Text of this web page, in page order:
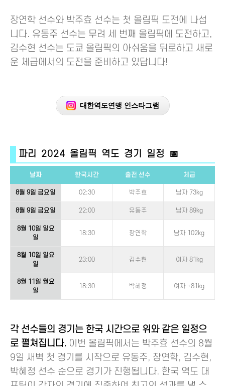
장연학 선수와 박주효 선수는 첫 올림픽 도전에 나섭
니다. 유동주 선수는 무려 세 번째 올림픽에 도전하고,
김수현 선수는 도쿄 올림픽의 아쉬움을 뒤로하고 새로
운 체급에서의 도전을 준비하고 있답니다!
대한역도연맹 인스타그램
파리 2024 올림픽 역도 경기 일정 📅
날짜 한국시간 출전 선수 체급
8월 9일 금요일 02:30 박주효 남자 73kg
8월 9일 금요일 22:00 유동주 남자 89kg
8월 10일 일요
일
18:30 장연학 남자 102kg
8월 10일 일요
일
23:00 김수현 여자 81kg
8월 11일 월요
일
18:30 박혜정 여자 +81kg
각 선수들의 경기는 한국 시간으로 위와 같은 일정으
로 펼쳐집니다. 이번 올림픽에서는 박주효 선수의 8월
9일 새벽 첫 경기를 시작으로 유동주, 장연학, 김수현,
박혜정 선수 순으로 경기가 진행됩니다. 한국 역도 대